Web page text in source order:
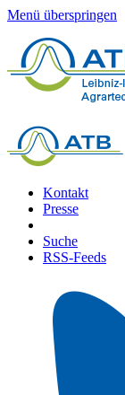
Menü überspringen
Kontakt
Presse
Suche
RSS-Feeds